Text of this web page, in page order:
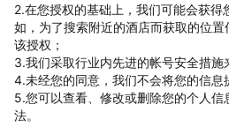
2.在您授权的基础上，我们可能会获得
如，为了搜索附近的酒店而获取的位
该授权；
3.我们采取行业内先进的帐号安全措施
4.未经您的同意，我们不会将您的信息
5.您可以查看、修改或删除您的个人
法。